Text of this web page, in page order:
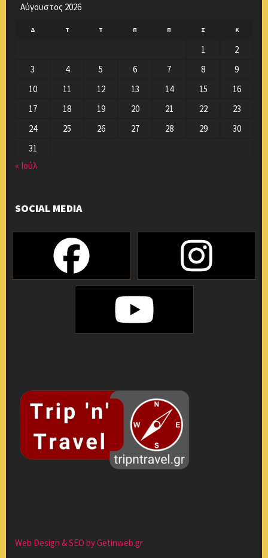
Αύγουστος 2026
Δ Τ Τ Π Π Σ Κ
1
2
3
4 5 6 7 8
9
10
11 12 13 14 15
16
17
18 19 20 21 22
23
24
25 26 27 28 29
30
31
« Ιούλ
SOCIAL MEDIA
Web Design & SEO by Getinweb.gr